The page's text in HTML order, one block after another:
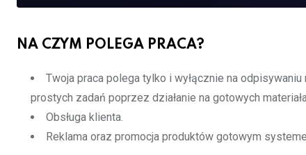
NA CZYM POLEGA PRACA?
Twoja praca polega tylko i wyłącznie na
prostych zadań poprzez działanie na gotowych
Obsługa klienta.
Reklama oraz promocja produktów gotowym